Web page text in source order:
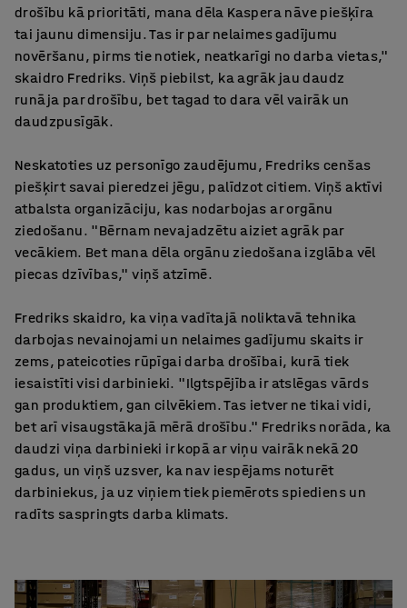
drošību kā prioritāti, mana dēla Kaspera nāve piešķīra
tai jaunu dimensiju. Tas ir par nelaimes gadījumu
novēršanu, pirms tie notiek, neatkarīgi no darba vietas,"
skaidro Fredriks. Viņš piebilst, ka agrāk jau daudz
runāja par drošību, bet tagad to dara vēl vairāk un
daudzpusīgāk.
Neskatoties uz personīgo zaudējumu, Fredriks cenšas
piešķirt savai pieredzei jēgu, palīdzot citiem. Viņš aktīvi
atbalsta organizāciju, kas nodarbojas ar orgānu
ziedošanu. "Bērnam nevajadzētu aiziet agrāk par
vecākiem. Bet mana dēla orgānu ziedošana izglāba vēl
piecas dzīvības," viņš atzīmē.
Fredriks skaidro, ka viņa vadītajā noliktavā tehnika
darbojas nevainojami un nelaimes gadījumu skaits ir
zems, pateicoties rūpīgai darba drošībai, kurā tiek
iesaistīti visi darbinieki. "Ilgtspējība ir atslēgas vārds
gan produktiem, gan cilvēkiem. Tas ietver ne tikai vidi,
bet arī visaugstākajā mērā drošību." Fredriks norāda, ka
daudzi viņa darbinieki ir kopā ar viņu vairāk nekā 20
gadus, un viņš uzsver, ka nav iespējams noturēt
darbiniekus, ja uz viņiem tiek piemērots spiediens un
radīts saspringts darba klimats.